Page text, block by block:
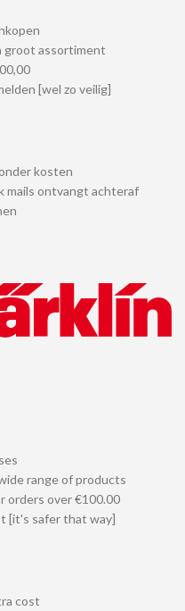
groot assortiment
[wel zo veilig]
kosten
mails ontvangt achteraf
range of products
orders over €100.00
[it's safer that way]
cost